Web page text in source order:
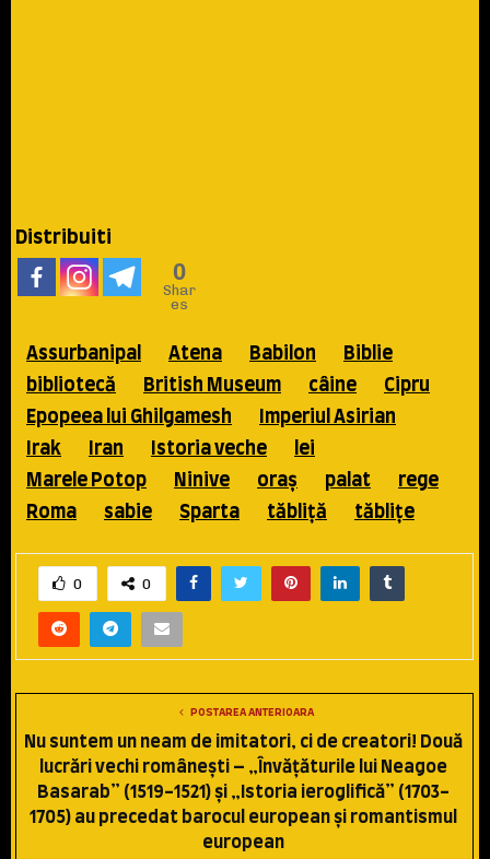
Distribuiti
0
Shar
es
Assurbanipal Atena Babilon
Biblie
bibliotecă
British Museum câine
Cipru
Epopeea lui Ghilgamesh
Imperiul Asirian
Irak
Iran Istoria veche
lei
Marele Potop
Ninive oraş palat
rege
Roma
sabie Sparta tăbliţă tăbliţe
0 0
POSTAREA ANTERIOARA
Nu suntem un neam de imitatori, ci de creatori! Două
lucrări vechi româneşti – „Învăţăturile lui Neagoe
Basarab” (1519-1521) şi „Istoria ieroglifică” (1703-
1705) au precedat barocul european şi romantismul
european